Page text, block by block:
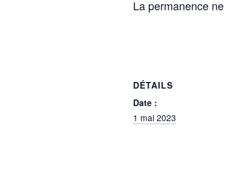
La permanence
DÉTAILS
Date :
1 mai 2023